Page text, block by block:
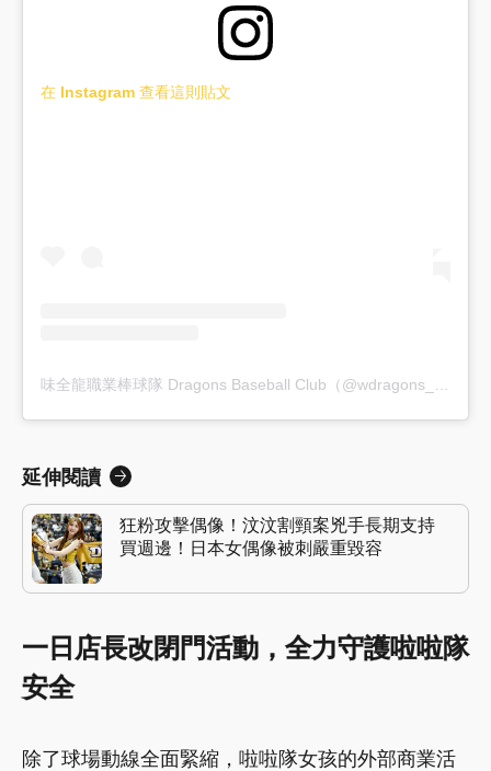
在 Instagram 查看這則貼文
延伸閱讀
狂粉攻擊偶像！汶汶割頸案兇手長期支持
買週邊！日本女偶像被刺嚴重毀容
一日店長改閉門活動，全力守護啦啦隊
安全
除了球場動線全面緊縮，啦啦隊女孩的外部商業活